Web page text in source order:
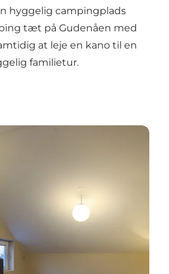
hyggelig campingplads
tæt på Gudenåen med
at leje en kano til en
familietur.